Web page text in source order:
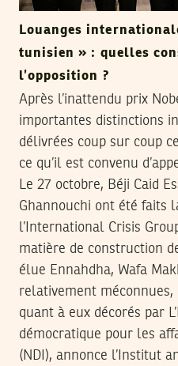
Louanges
tunisien » : quelles
l’opposition ?
Après l’inattendu prix
importantes distinctions
délivrées coup sur coup
ce qu’il est convenu
Le 27 octobre, Béji Caid
Ghannouchi ont été faits
l’International Crisis
matière de construction
élue Ennahdha, Wafa
relativement
quant à eux décorés par
démocratique pour les
(NDI), annonce l’Institut